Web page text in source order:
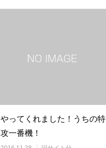
やってくれました！うちの特
攻一番機！